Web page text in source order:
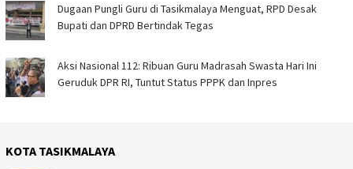
Dugaan Pungli Guru di Tasikmalaya Menguat, RPD Desak
Bupati dan DPRD Bertindak Tegas
Aksi Nasional 112: Ribuan Guru Madrasah Swasta Hari Ini
Geruduk DPR RI, Tuntut Status PPPK dan Inpres
KOTA TASIKMALAYA